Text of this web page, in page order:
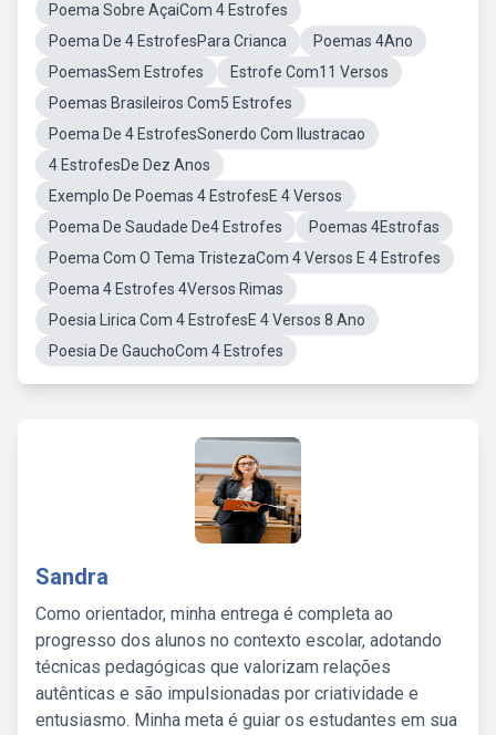
Poema Sobre AçaiCom 4 Estrofes
Poema De 4 EstrofesPara Crianca
Poemas 4Ano
PoemasSem Estrofes
Estrofe Com11 Versos
Poemas Brasileiros Com5 Estrofes
Poema De 4 EstrofesSonerdo Com Ilustracao
4 EstrofesDe Dez Anos
Exemplo De Poemas 4 EstrofesE 4 Versos
Poema De Saudade De4 Estrofes
Poemas 4Estrofas
Poema Com O Tema TristezaCom 4 Versos E 4 Estrofes
Poema 4 Estrofes 4Versos Rimas
Poesia Lirica Com 4 EstrofesE 4 Versos 8 Ano
Poesia De GauchoCom 4 Estrofes
Sandra
Como orientador, minha entrega é completa ao
progresso dos alunos no contexto escolar, adotando
técnicas pedagógicas que valorizam relações
autênticas e são impulsionadas por criatividade e
entusiasmo. Minha meta é guiar os estudantes em sua